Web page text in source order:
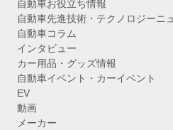
自動車お役立ち情報
自動車先進技術・テクノロジーニ
自動車コラム
インタビュー
カー用品・グッズ情報
自動車イベント・カーイベント
EV
動画
メーカー